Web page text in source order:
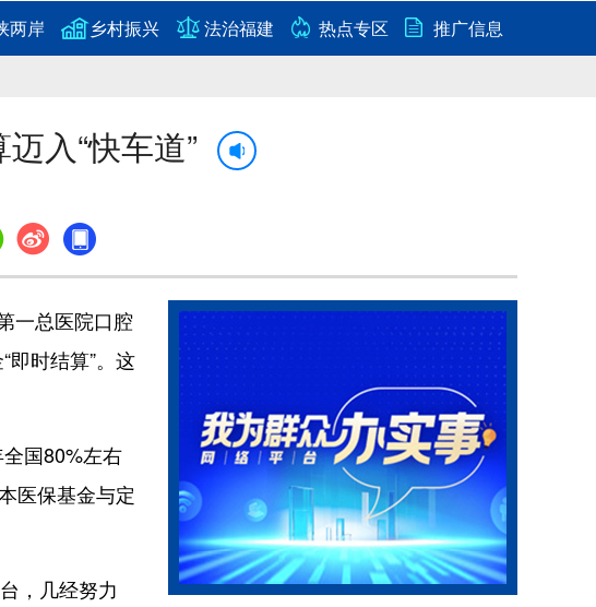
两岸 乡村振兴 法治福建 热点专区
推广信息
入“快车道”
一总医院口腔
时结算”。这
国80%左右
医保基金与定
，几经努力